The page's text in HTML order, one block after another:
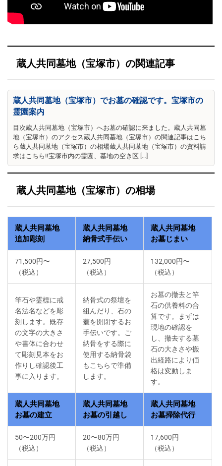
蔵人共同墓地（宝塚市）の関連記事
蔵人共同墓地（宝塚市）でお墓の確認です。宝塚市の
霊園案内
目次蔵人共同墓地（宝塚市）へお墓の確認に来ました。蔵人共同墓
地（宝塚市）のアクセス蔵人共同墓地（宝塚市）の関連記事はこち
ら蔵人共同墓地（宝塚市）の相場蔵人共同墓地（宝塚市）の資料請
求はこちら‼宝塚市内の霊園、墓地の空き区 […]
蔵人共同墓地（宝塚市）の相場
蔵人共同墓地
追加彫刻
蔵人共同墓地
納骨式手伝い
蔵人共同墓地
お墓じまい
71,500円〜
（税込）
27,500円
（税込）
132,000円〜
（税込）
竿石や霊標に戒
名法名などを彫
刻します。既存
の文字の大きさ
や書体に合わせ
て彫刻見本をお
作りし確認後工
事に入ります。
納骨式の祭壇を
組んだり、石の
蓋を開閉するお
手伝いです。ご
納骨をする際に
使用する納骨袋
もこちらで準備
します。
お墓の撤去と竿
石の供養料の合
算です。まずは
現地の確認を
し、撤去する墓
石の大きさや搬
出経路により価
格は変動しま
す。
蔵人共同墓地
お墓の建立
蔵人共同墓地
お墓の引越し
蔵人共同墓地
お墓掃除代行
50〜200万円
（税込）
20〜80万円
（税込）
17,600円
（税込）